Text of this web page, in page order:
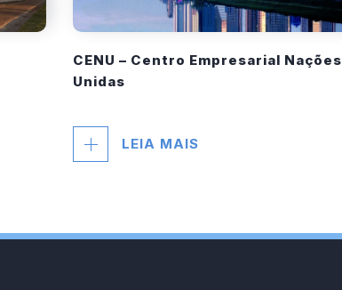
CENU – Centro Empresarial Nações
Unidas
LEIA MAIS